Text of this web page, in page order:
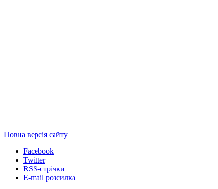
Повна версія сайту
Facebook
Twitter
RSS-стрічки
E-mail розсилка